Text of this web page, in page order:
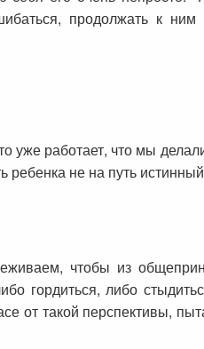
продолжать к ним
уже работает, что мы
не на путь
чтобы из
либо
от такой перспективы,